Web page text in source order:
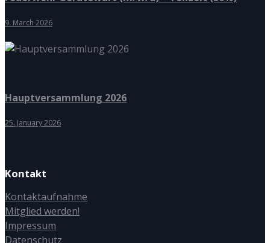
9. March 2026
Hauptversammlung 2026
25. January 2026
Kontakt
Kontaktaufnahme
Mitglied werden!
Impressum
Datenschutz